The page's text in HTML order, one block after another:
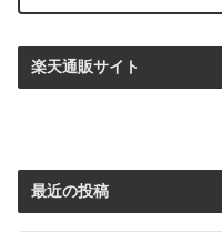
楽天通販サイト